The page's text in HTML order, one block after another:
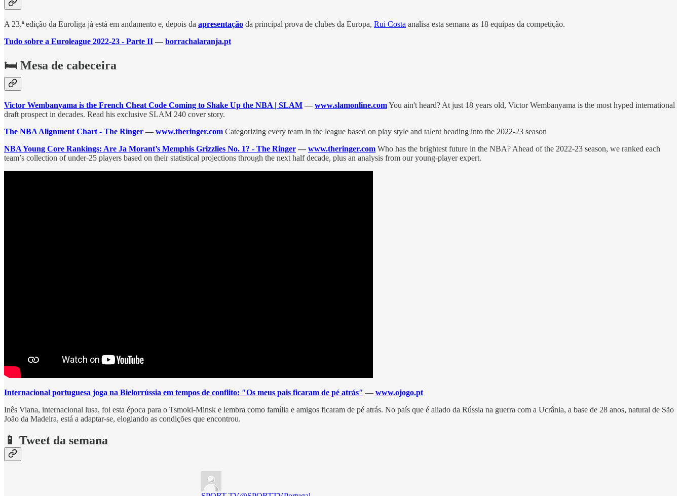
A 23.ª edição da Euroliga já está em andamento e, depois da apresentação da principal prova de clubes da Europa, Rui Costa analisa esta semana as 18 equipas da competição.
Tudo sobre a Euroleague 2022-23 - Parte II — borrachalaranja.pt
🛏️ Mesa de cabeceira
Victor Wembanyama is the French Cheat Code Coming to Shake Up the NBA | SLAM — www.slamonline.comYou ain't heard? At just 18 years old, Victor Wembanyama is the most hyped international
draft prospect in decades. Read his exclusive SLAM 240 cover story.
The NBA Alignment Chart - The Ringer — www.theringer.com Categorizing every team in the league based on play style and talent heading into the 2022-23 season
NBA Young Core Rankings: Are Ja Morant’s Memphis Grizzlies No. 1? - The Ringer — www.theringer.com Who has the brightest future in the NBA? Ahead of the 2022-23 season, we ranked each
team’s collection of under-25 players based on their statistical projections through the next half decade, plus an analysis from our young-player expert.
Internacional portuguesa joga na Bielorrússia em tempos de conflito: ″Os meus pais ficaram de pé atrás″ — www.ojogo.pt
Inês Viana, internacional lusa, foi esta época para o Tsmoki-Minsk e lembra como família e amigos ficaram de pé atrás. No país que é aliado da Rússia na guerra com a Ucrânia, a base de 28 anos, natural de São
João da Madeira, está a adaptar-se, elogiando as condições que encontrou.
📱 Tweet da semana